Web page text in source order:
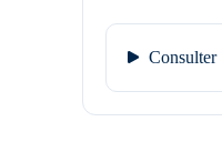
Consulter